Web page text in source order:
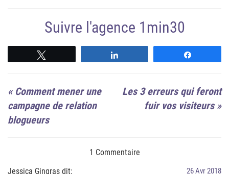
Suivre l'agence 1min30
« Comment mener une
campagne de relation
blogueurs
Les 3 erreurs qui feront
fuir vos visiteurs»
1 Commentaire
Jessica Gingras dit:
26 Avr 2018